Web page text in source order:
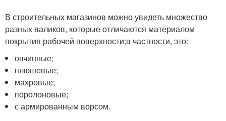
В строительных магазинов можно увидеть множество
разных валиков, которые отличаются материалом
покрытия рабочей поверхности;в частности, это:
овчинные;
плюшевые;
махровые;
поролоновые;
с армированным ворсом.